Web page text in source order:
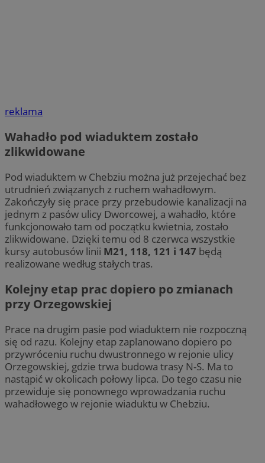
reklama
Wahadło pod wiaduktem zostało
zlikwidowane
Pod wiaduktem w Chebziu można już przejechać bez
utrudnień związanych z ruchem wahadłowym.
Zakończyły się prace przy przebudowie kanalizacji na
jednym z pasów ulicy Dworcowej, a wahadło, które
funkcjonowało tam od początku kwietnia, zostało
zlikwidowane. Dzięki temu od 8 czerwca wszystkie
kursy autobusów linii M21, 118, 121 i 147 będą
realizowane według stałych tras.
Kolejny etap prac dopiero po zmianach
przy Orzegowskiej
Prace na drugim pasie pod wiaduktem nie rozpoczną
się od razu. Kolejny etap zaplanowano dopiero po
przywróceniu ruchu dwustronnego w rejonie ulicy
Orzegowskiej, gdzie trwa budowa trasy N-S. Ma to
nastąpić w okolicach połowy lipca. Do tego czasu nie
przewiduje się ponownego wprowadzania ruchu
wahadłowego w rejonie wiaduktu w Chebziu.